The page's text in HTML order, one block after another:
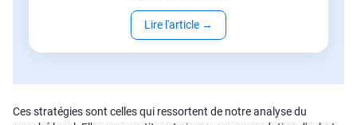
Lire l'article →
Ces stratégies sont celles qui ressortent de notre analyse du